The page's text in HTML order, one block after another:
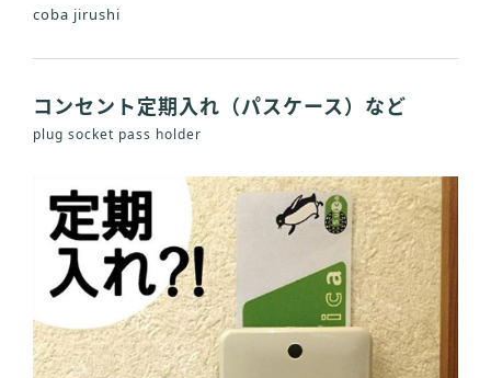
coba jirushi
コンセント定期入れ（パスケース）など
plug socket pass holder